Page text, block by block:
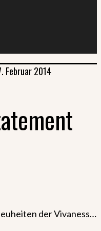
Februar 2014
der Vivaness…